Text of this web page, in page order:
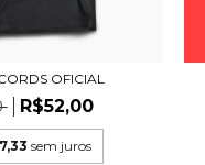
OFICIAL
R$52,00
sem juros